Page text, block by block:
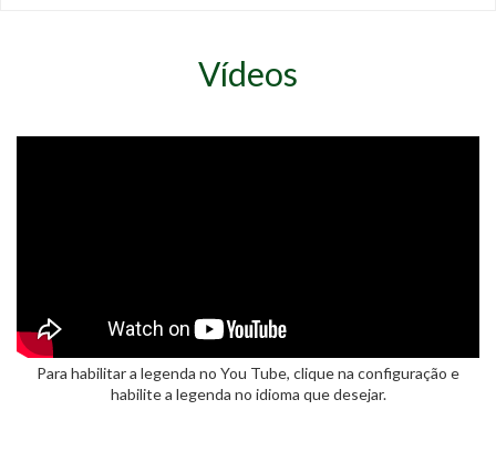
Vídeos
Para habilitar a legenda no You Tube, clique na configuração e
habilite a legenda no idioma que desejar.